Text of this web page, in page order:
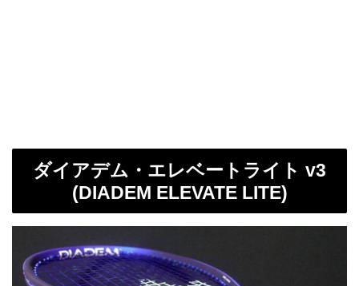
ダイアデム・エレベートライト v3
(DIADEM ELEVATE LITE)